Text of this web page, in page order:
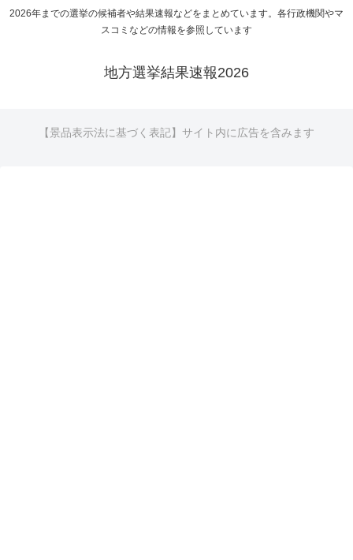
2026年までの選挙の候補者や結果速報などをまとめています。各行政機関やマ
スコミなどの情報を参照しています
地方選挙結果速報2026
【景品表示法に基づく表記】サイト内に広告を含みます